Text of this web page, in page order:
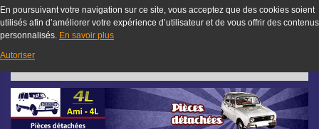
En poursuivant votre navigation sur ce site, vous acceptez que des cookies soient
utilisés afin d’améliorer votre expérience d’utilisateur et de vous offrir des contenus
personnalisés. En savoir plus
Autoriser